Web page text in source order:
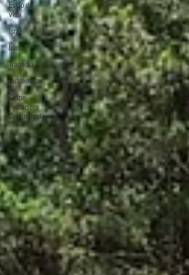
Estilo de
vida
Israel
bano
Tragedia
Guatemala
Grupo
Financiero
Continental